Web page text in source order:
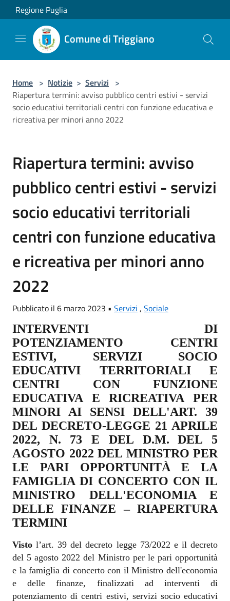
Salta al contenuto principale
Regione Puglia
Comune di Triggiano
Home > Notizie > Servizi >
Riapertura termini: avviso pubblico centri estivi - servizi
socio educativi territoriali centri con funzione educativa e
ricreativa per minori anno 2022
Riapertura termini: avviso
pubblico centri estivi - servizi
socio educativi territoriali
centri con funzione educativa
e ricreativa per minori anno
2022
Pubblicato il 6 marzo 2023 • Servizi , Sociale
INTERVENTI
DI
POTENZIAMENTO
CENTRI
ESTIVI, SERVIZI SOCIO
EDUCATIVI TERRITORIALI E
CENTRI CON FUNZIONE
EDUCATIVA
E RICREATIVA
PER
MINORI
AI SENSI DELL'ART. 39
DEL DECRETO-LEGGE 21 APRILE
2022, N. 73 E DEL D.M.
DEL 5
AGOSTO 2022 DEL MINISTRO PER
LE PARI OPPORTUNITÀ E LA
FAMIGLIA DI CONCERTO CON IL
MINISTRO DELL'ECONOMIA E
DELLE FINANZE – RIAPERTURA
TERMINI
Visto l’art. 39 del decreto legge 73/2022 e il decreto
del 5 agosto 2022 del Ministro per le pari opportunità
e la famiglia di concerto con il Ministro dell'economia
e delle finanze, finalizzati ad interventi di
potenziamento di centri estivi, servizi socio educativi